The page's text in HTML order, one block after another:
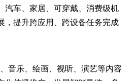
汽车、家居、可穿戴、消费级机
，提升跨应用、跨设备任务完成
音乐、绘画、视听、演艺等内容